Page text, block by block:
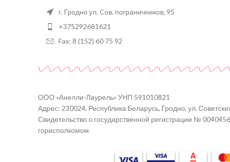
г. Гродно ул. Cов. пограничников, 95
+375292681621
Fax: 8 (152) 60 75 92
ООО «Анелли-Лаурель» УНП 591010821
Адрес: 230024, Республика Беларусь, Гродно, ул.
Свидетельство о государственной регистрации №
горисполкомом